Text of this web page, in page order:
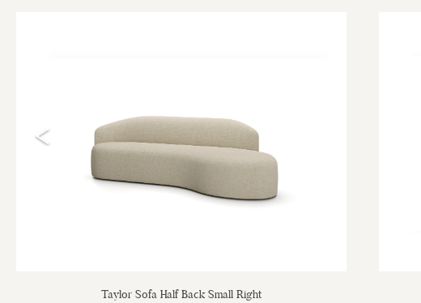
Taylor Sofa Half Back Small Right